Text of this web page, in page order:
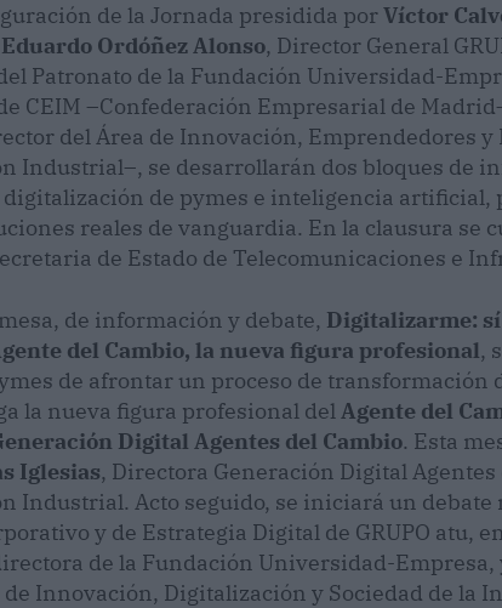
de la Jornada presidida porVíctor
Eduardo Ordóñez Alonso, Director General
Patronato de la Fundación Universidad-
CEIM –Confederación Empresarial de
del Área de Innovación, Emprendedores y
Industrial–, se desarrollarán dos bloques de
digitalización de pymes e inteligencia artificial,
reales de vanguardia. En la clausura se
de Estado de Telecomunicaciones e
de información y debate, Digitalizarme:
del Cambio, la nueva figura profesional,
de afrontar un proceso de transformación
la nueva figura profesional delAgente del
Digital Agentes del Cambio. Esta
Iglesias, Directora Generación Digital Agentes
Industrial. Acto seguido, se iniciará un debate
y de Estrategia Digital de GRUPO atu,
de la Fundación Universidad-Empresa,
Innovación, Digitalización y Sociedad de la